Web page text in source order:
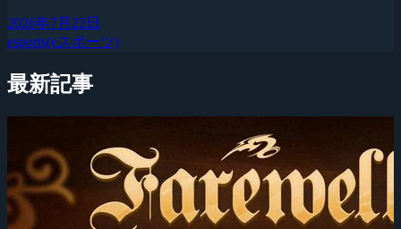
2026年7月22日
esports(eスポーツ)
最新記事